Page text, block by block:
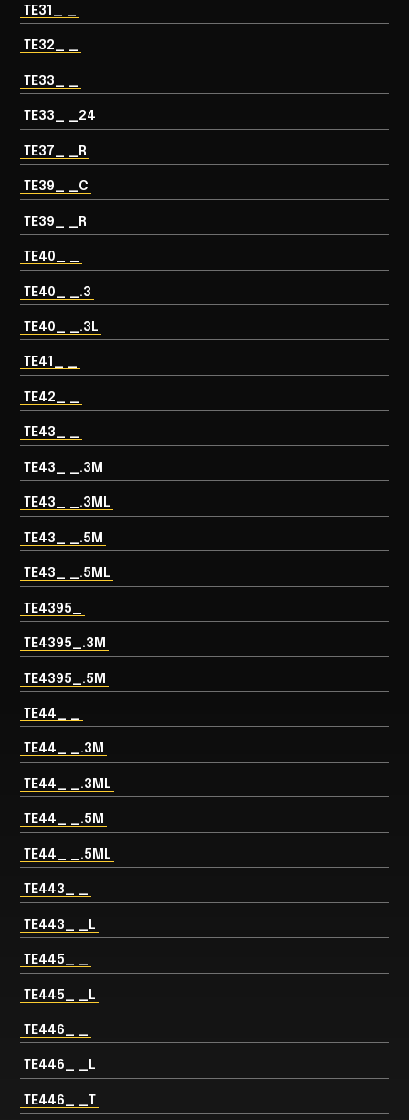
TE31_ _
TE32_ _
TE33_ _
TE33_ _24
TE37_ _R
TE39_ _C
TE39_ _R
TE40_ _
TE40_ _.3
TE40_ _.3L
TE41_ _
TE42_ _
TE43_ _
TE43_ _.3M
TE43_ _.3ML
TE43_ _.5M
TE43_ _.5ML
TE4395_
TE4395_.3M
TE4395_.5M
TE44_ _
TE44_ _.3M
TE44_ _.3ML
TE44_ _.5M
TE44_ _.5ML
TE443_ _
TE443_ _L
TE445_ _
TE445_ _L
TE446_ _
TE446_ _L
TE446_ _T